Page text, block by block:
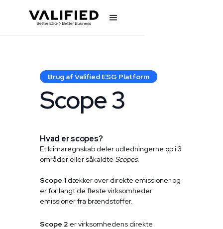
Brug af Valified ESG Platform
Scope 3
Hvad er scopes?
Et klimaregnskab deler udledningerne op i 3
områder eller såkaldte Scopes.
Scope 1 dækker over direkte emissioner og
er for langt de fleste virksomheder
emissioner fra brændstoffer.
Scope 2 er virksomhedens direkte